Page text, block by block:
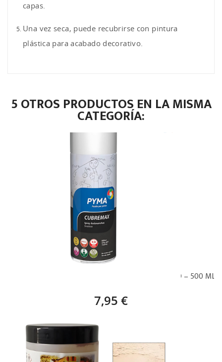
capas.
Una vez seca, puede recubrirse con pintura
plástica para acabado decorativo.
5 OTROS PRODUCTOS EN LA MISMA
CATEGORÍA:
PYMA CUBREMAX SPRAY ANTIMANCHAS SINTÉTICO – 500 ML
7,95 €